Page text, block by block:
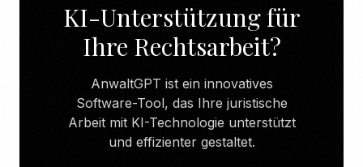
KI-Unterstützung für
Ihre Rechtsarbeit?
AnwaltGPT ist ein innovatives
Software-Tool, das Ihre juristische
Arbeit mit KI-Technologie unterstützt
und effizienter gestaltet.